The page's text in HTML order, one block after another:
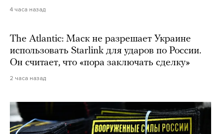
4 часа назад
The Atlantic: Маск не разрешает Украине
использовать Starlink для ударов по России.
Он считает, что «пора заключать сделку»
2 часа назад